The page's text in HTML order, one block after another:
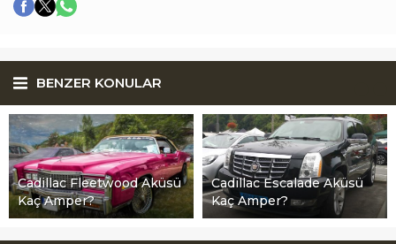
BENZER KONULAR
Cadillac Fleetwood Aküsü
Kaç Amper?
Cadillac Escalade Aküsü
Kaç Amper?